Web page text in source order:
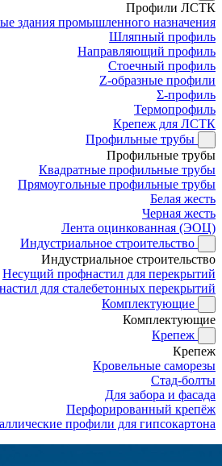
Профили ЛСТК
здания промышленного назначения
Шляпный профиль
Направляющий профиль
Стоечный профиль
Z-образные профили
Σ-профиль
Термопрофиль
Крепеж для ЛСТК
Профильные трубы
Профильные трубы
Квадратные профильные трубы
Прямоугольные профильные трубы
Белая жесть
Черная жесть
Лента оцинкованная (ЭОЦ)
Индустриальное строительство
Индустриальное строительство
Несущий профнастил для перекрытий
для сталебетонных перекрытий
Комплектующие
Комплектующие
Крепеж
Крепеж
Кровельные саморезы
Стад-болты
Для забора и фасада
Перфорированный крепёж
профили для гипсокартона